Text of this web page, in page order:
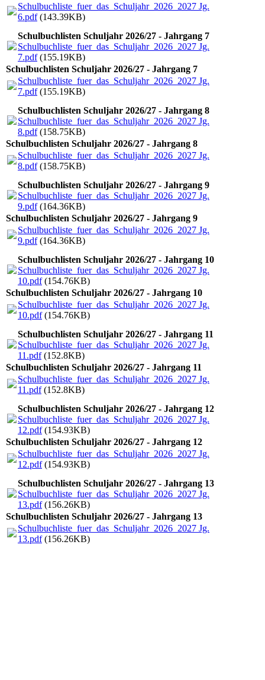
Schulbuchliste_fuer_das_Schuljahr_2026_2027 Jg.
6.pdf(143.39KB)
Schulbuchlisten Schuljahr 2026/27 - Jahrgang 7
Schulbuchliste_fuer_das_Schuljahr_2026_2027 Jg.
7.pdf(155.19KB)
Schulbuchlisten Schuljahr 2026/27 - Jahrgang 7
Schulbuchliste_fuer_das_Schuljahr_2026_2027 Jg.
7.pdf(155.19KB)
Schulbuchlisten Schuljahr 2026/27 - Jahrgang 8
Schulbuchliste_fuer_das_Schuljahr_2026_2027 Jg.
8.pdf(158.75KB)
Schulbuchlisten Schuljahr 2026/27 - Jahrgang 8
Schulbuchliste_fuer_das_Schuljahr_2026_2027 Jg.
8.pdf(158.75KB)
Schulbuchlisten Schuljahr 2026/27 - Jahrgang 9
Schulbuchliste_fuer_das_Schuljahr_2026_2027 Jg.
9.pdf(164.36KB)
Schulbuchlisten Schuljahr 2026/27 - Jahrgang 9
Schulbuchliste_fuer_das_Schuljahr_2026_2027 Jg.
9.pdf(164.36KB)
Schulbuchlisten Schuljahr 2026/27 - Jahrgang 10
Schulbuchliste_fuer_das_Schuljahr_2026_2027 Jg.
10.pdf(154.76KB)
Schulbuchlisten Schuljahr 2026/27 - Jahrgang 10
Schulbuchliste_fuer_das_Schuljahr_2026_2027 Jg.
10.pdf(154.76KB)
Schulbuchlisten Schuljahr 2026/27 - Jahrgang 11
Schulbuchliste_fuer_das_Schuljahr_2026_2027 Jg.
11.pdf(152.8KB)
Schulbuchlisten Schuljahr 2026/27 - Jahrgang 11
Schulbuchliste_fuer_das_Schuljahr_2026_2027 Jg.
11.pdf(152.8KB)
Schulbuchlisten Schuljahr 2026/27 - Jahrgang 12
Schulbuchliste_fuer_das_Schuljahr_2026_2027 Jg.
12.pdf(154.93KB)
Schulbuchlisten Schuljahr 2026/27 - Jahrgang 12
Schulbuchliste_fuer_das_Schuljahr_2026_2027 Jg.
12.pdf(154.93KB)
Schulbuchlisten Schuljahr 2026/27 - Jahrgang 13
Schulbuchliste_fuer_das_Schuljahr_2026_2027 Jg.
13.pdf(156.26KB)
Schulbuchlisten Schuljahr 2026/27 - Jahrgang 13
Schulbuchliste_fuer_das_Schuljahr_2026_2027 Jg.
13.pdf(156.26KB)